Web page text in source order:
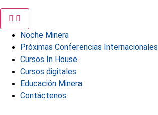
Noche Minera
Próximas Conferencias Internacionales
Cursos In House
Cursos digitales
Educación Minera
Contáctenos